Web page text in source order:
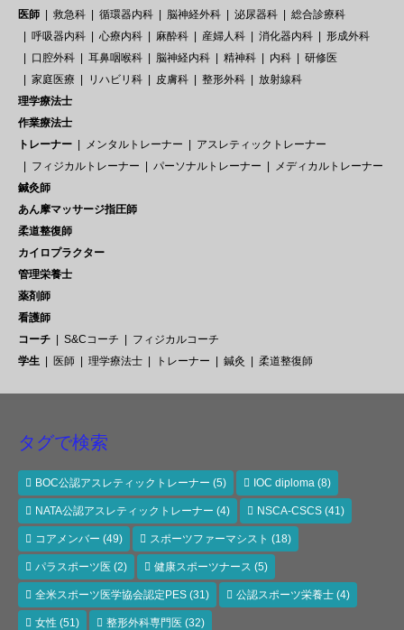
医師
救急科 循環器内科 脳神経外科 泌尿器科
総合診療科
呼吸器内科
心療内科 麻酔科 産婦人科 消化器内科
形成外科
口腔外科
耳鼻咽喉科 脳神経内科 精神科 内科
研修医
家庭医療
リハビリ科 皮膚科 整形外科
放射線科
理学療法士
作業療法士
トレーナー
メンタルトレーナー
アスレティックトレーナー
フィジカルトレーナー
パーソナルトレーナー
メディカルトレーナー
鍼灸師
あん摩マッサージ指圧師
柔道整復師
カイロプラクター
管理栄養士
薬剤師
看護師
コーチ
S&Cコーチ
フィジカルコーチ
学生
医師 理学療法士 トレーナー 鍼灸 柔道整復師
タグで検索
BOC公認アスレティックトレーナー (5) IOC diploma (8)
NATA公認アスレティックトレーナー (4) NSCA-CSCS (41)
コアメンバー (49) スポーツファーマシスト (18)
パラスポーツ医 (2) 健康スポーツナース (5)
全米スポーツ医学協会認定PES (31) 公認スポーツ栄養士 (4)
女性 (51) 整形外科専門医 (32)